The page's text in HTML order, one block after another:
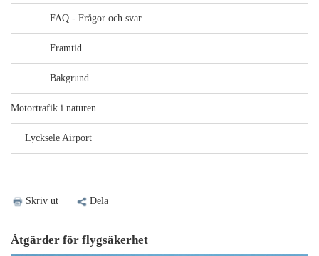
FAQ - Frågor och svar
Framtid
Bakgrund
Motortrafik i naturen
Lycksele Airport
Skriv ut Dela
Åtgärder för flygsäkerhet